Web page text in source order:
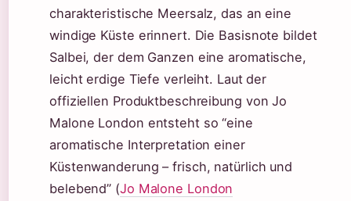
charakteristische Meersalz, das an eine
windige Küste erinnert. Die Basisnote bildet
Salbei, der dem Ganzen eine aromatische,
leicht erdige Tiefe verleiht. Laut der
offiziellen Produktbeschreibung von Jo
Malone London entsteht so “eine
aromatische Interpretation einer
Küstenwanderung – frisch, natürlich und
belebend” (Jo Malone London